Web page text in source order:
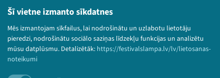
Šī vietne izmanto sīkdatnes
Mēs izmantojam sīkfailus, lai nodrošinātu un uzlabotu lietotāju
pieredzi, nodrošinātu sociālo saziņas līdzekļu funkcijas un analizētu
mūsu datplūsmu. Detalizētāk: https://festivalslampa.lv/lv/lietosanas-
noteikumi
Lietošanas noteikumi un sīkdatņu politika
Bērnu aizsardzības politika
© 2026 Sarunu festivāls LAMPA Visas tiesības
paturētas.